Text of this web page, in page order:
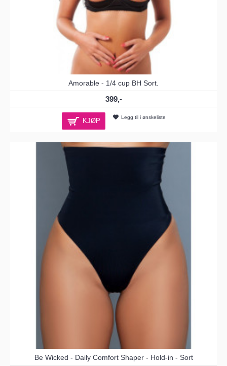
Amorable - 1/4 cup BH Sort.
399,-
KJØP Legg til i ønskeliste
Be Wicked - Daily Comfort Shaper - Hold-in - Sort